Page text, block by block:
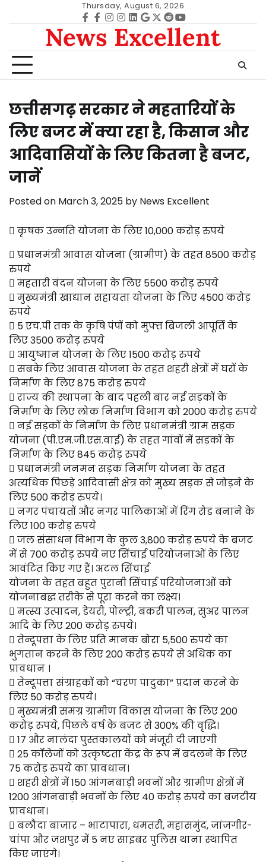
Thursday, August 6, 2026
Facebook
facebook
Instagram
instagram
Linkedin
google
Twitter
redditYoutube
News Excellent
छत्तीसगढ़ सरकार ने महतारियों के
लिए बजट में क्या रहा है, किसान और
आदिवासियों के लिए कितना है बजट,
जानें
Posted on March 3, 2025 by News Excellent
 कृषक उन्नति योजना के लिए 10,000 करोड़ रुपये
 प्रधानमंत्री आवास योजना (ग्रामीण) के तहत 8500 करोड़
रुपये
 महतारी वंदन योजना के लिए 5500 करोड़ रुपये
 मुख्यमंत्री खाद्यान सहायता योजना के लिए 4500 करोड़
रुपये
 5 एच.पी तक के कृषि पंपों को मुफ्त बिजली आपूर्ति के
लिए 3500 करोड़ रुपये
 आयुष्मान योजना के लिए 1500 करोड़ रुपये
 सबके लिए आवास योजना के तहत शहरी क्षेत्रों में घरों के
निर्माण के लिए 875 करोड़ रुपये
 राज्य की स्थापना के बाद पहली बार नई सड़कों के
निर्माण के लिए लोक निर्माण विभाग को 2000 करोड़ रुपये
 नई सड़कों के निर्माण के लिए प्रधानमंत्री ग्राम सड़क
योजना (पी.एम.जी.एस.वाई) के तहत गांवों में सड़कों के
निर्माण के लिए 845 करोड़ रुपये
 प्रधानमंत्री जनमन सड़क निर्माण योजना के तहत
अत्यधिक पिछड़े आदिवासी क्षेत्र को मुख्य सड़क से जोड़ने के
लिए 500 करोड़ रुपये।
 नगर पंचायतों और नगर पालिकाओं में रिंग रोड बनाने के
लिए 100 करोड़ रुपये
 जल संसाधन विभाग के कुल 3,800 करोड़ रुपये के बजट
में से 700 करोड़ रुपये नए सिंचाई परियोजनाओं के लिए
आवंटित किए गए हैं। अटल सिंचाई
योजना के तहत बहुत पुरानी सिंचाई परियोजनाओं को
योजनाबद्ध तरीके से पूरा करने का लक्ष्य।
 मत्स्य उत्पादन, डेयरी, पोल्ट्री, बकरी पालन, सुअर पालन
आदि के लिए 200 करोड़ रुपये।
 तेन्दूपत्ता के लिए प्रति मानक बोरा 5,500 रुपये का
भुगतान करने के लिए 200 करोड़ रुपये से अधिक का
प्रावधान ।
 तेन्दूपत्ता संग्राहकों को “चरण पादुका” प्रदान करने के
लिए 50 करोड़ रुपये।
 मुख्यमंत्री समग्र ग्रामीण विकास योजना के लिए 200
करोड़ रुपये, पिछले वर्ष के बजट से 300% की वृद्धि।
 17 और नालंदा पुस्तकालयों को मंजूरी दी जाएगी
 25 कॉलेजों को उत्कृष्टता केंद्र के रूप में बदलने के लिए
75 करोड़ रुपये का प्रावधान।
 शहरी क्षेत्रों में 150 आंगनबाड़ी भवनों और ग्रामीण क्षेत्रों में
1200 आंगनबाड़ी भवनों के लिए 40 करोड़ रुपये का बजटीय
प्रावधान।
 बलौदा बाजार – भाटापारा, धमतरी, महासमुंद, जांजगीर-
चांपा और जशपुर में 5 नए साइबर पुलिस थाना स्थापित
किए जाएंगे।